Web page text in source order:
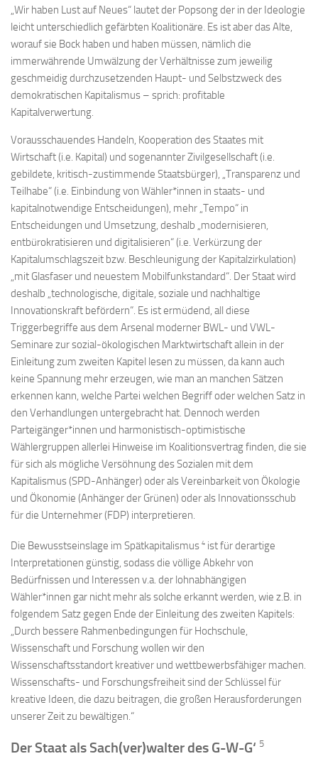
„Wir haben Lust auf Neues“ lautet der Popsong der in der Ideologie
leicht unterschiedlich gefärbten Koalitionäre. Es ist aber das Alte,
worauf sie Bock haben und haben müssen, nämlich die
immerwährende Umwälzung der Verhältnisse zum jeweilig
geschmeidig durchzusetzenden Haupt- und Selbstzweck des
demokratischen Kapitalismus – sprich: profitable
Kapitalverwertung.
Vorausschauendes Handeln, Kooperation des Staates mit
Wirtschaft (i.e. Kapital) und sogenannter Zivilgesellschaft (i.e.
gebildete, kritisch-zustimmende Staatsbürger), „Transparenz und
Teilhabe“ (i.e. Einbindung von Wähler*innen in staats- und
kapitalnotwendige Entscheidungen), mehr „Tempo“ in
Entscheidungen und Umsetzung, deshalb „modernisieren,
entbürokratisieren und digitalisieren“ (i.e. Verkürzung der
Kapitalumschlagszeit bzw. Beschleunigung der Kapitalzirkulation)
„mit Glasfaser und neuestem Mobilfunkstandard“. Der Staat wird
deshalb „technologische, digitale, soziale und nachhaltige
Innovationskraft befördern“. Es ist ermüdend, all diese
Triggerbegriffe aus dem Arsenal moderner BWL- und VWL-
Seminare zur sozial-ökologischen Marktwirtschaft allein in der
Einleitung zum zweiten Kapitel lesen zu müssen, da kann auch
keine Spannung mehr erzeugen, wie man an manchen Sätzen
erkennen kann, welche Partei welchen Begriff oder welchen Satz in
den Verhandlungen untergebracht hat. Dennoch werden
Parteigänger*innen und harmonistisch-optimistische
Wählergruppen allerlei Hinweise im Koalitionsvertrag finden, die sie
für sich als mögliche Versöhnung des Sozialen mit dem
Kapitalismus (SPD-Anhänger) oder als Vereinbarkeit von Ökologie
und Ökonomie (Anhänger der Grünen) oder als Innovationsschub
für die Unternehmer (FDP) interpretieren.
Die Bewusstseinslage im Spätkapitalismus 4 ist für derartige
Interpretationen günstig, sodass die völlige Abkehr von
Bedürfnissen und Interessen v.a. der lohnabhängigen
Wähler*innen gar nicht mehr als solche erkannt werden, wie z.B. in
folgendem Satz gegen Ende der Einleitung des zweiten Kapitels:
„Durch bessere Rahmenbedingungen für Hochschule,
Wissenschaft und Forschung wollen wir den
Wissenschaftsstandort kreativer und wettbewerbsfähiger machen.
Wissenschafts- und Forschungsfreiheit sind der Schlüssel für
kreative Ideen, die dazu beitragen, die großen Herausforderungen
unserer Zeit zu bewältigen.“
Der Staat als Sach(ver)walter des G-W-G‘ 5